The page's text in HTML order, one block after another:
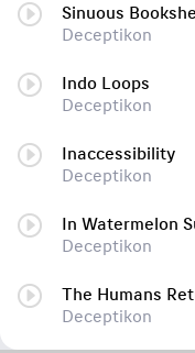
Sinuous
Deceptikon
Indo Loops
Deceptikon
Inaccessibility
Deceptikon
In Watermelon
Deceptikon
Deceptikon